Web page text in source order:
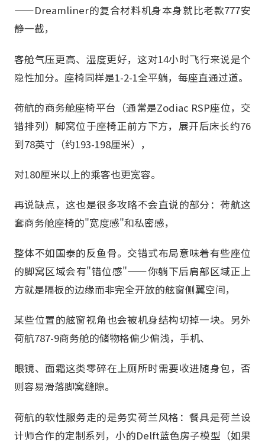
——Dreamliner的复合材料机身本身就比老款777安
静一截，
客舱气压更高、湿度更好，这对14小时飞行来说是个
隐性加分。座椅同样是1-2-1全平躺，每座直通过道。
荷航的商务舱座椅平台（通常是Zodiac RSP座位，交
错排列）脚窝位于座椅正前方下方，展开后床长约76
到78英寸（约193-198厘米），
对180厘米以上的乘客也更宽容。
再说缺点，这也是很多攻略不会直说的部分：荷航这
套商务舱座椅的"宽度感"和私密感，
整体不如国泰的反鱼骨。交错式布局意味着有些座位
的脚窝区域会有"错位感"——你躺下后肩部区域正上
方就是隔板的边缘而非完全开放的舷窗侧翼空间，
某些位置的舷窗视角也会被机身结构切掉一块。另外
荷航787-9商务舱的储物格偏少偏浅，手机、
眼镜、面霜这类零碎在上厕所时需要收进随身包，否
则容易滑落脚窝缝隙。
荷航的软性服务走的是务实荷兰风格：餐具是荷兰设
计师合作的定制系列，小的Delft蓝色房子模型（如果